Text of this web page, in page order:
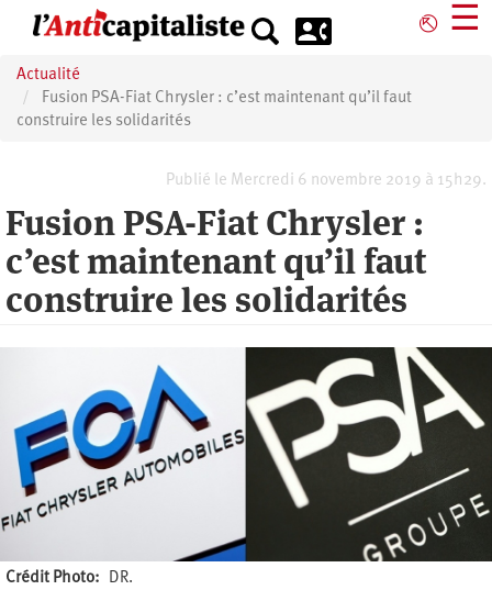
principal
⎋ ☰
Actualité
Fusion PSA-Fiat Chrysler : c’est maintenant qu’il faut
construire les solidarités
Publié le Mercredi 6 novembre 2019 à 15h29.
Fusion PSA-Fiat Chrysler :
c’est maintenant qu’il faut
construire les solidarités
Crédit Photo DR.